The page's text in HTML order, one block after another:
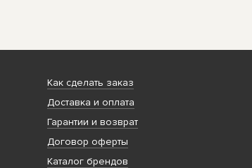
Как сделать заказ
Доставка и оплата
Гарантии и возврат
Договор оферты
Каталог брендов